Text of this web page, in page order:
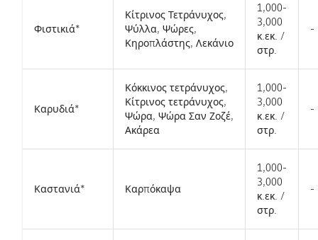
Φιστικιά*
Κίτρινος Τετράνυχος,
Ψύλλα, Ψώρες,
Κηροπλάστης, Λεκάνιο
1,000-
3,000
κ.εκ. /
στρ.
-
Καρυδιά*
Κόκκινος τετράνυχος,
Κίτρινος τετράνυχος,
Ψώρα, Ψώρα Σαν Ζοζέ,
Ακάρεα
1,000-
3,000
κ.εκ. /
στρ.
-
Καστανιά* Καρπόκαψα
1,000-
3,000
κ.εκ. /
στρ.
-